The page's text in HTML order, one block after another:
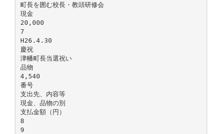
町長を囲む校長・教頭研修会
現金
20,000
7
H26.4.30
慶祝
津幡町長当選祝い
品物
4,540
番号
支出先、内容等
現金、品物の別
支払金額（円）
8
9